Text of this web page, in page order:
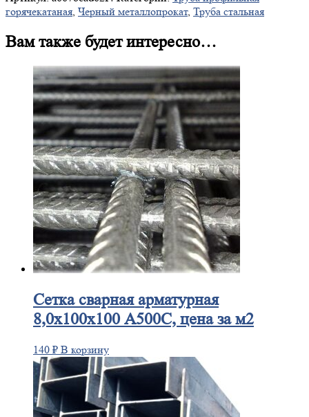
горячекатаная, Черный металлопрокат, Труба стальная
Вам также будет интересно…
Сеткасварная арматурная
8,0х100х100 А500С, цена за м2
140 ₽ В корзину